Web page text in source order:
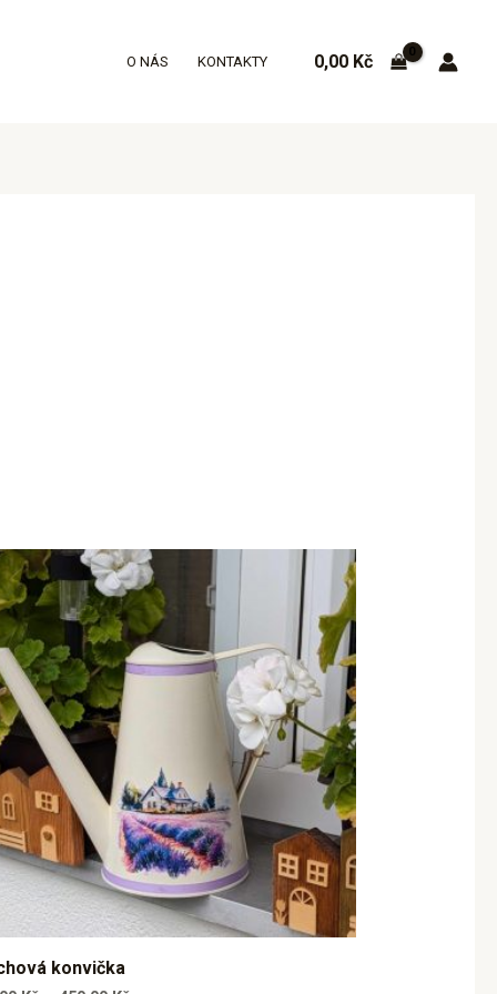
O NÁS KONTAKTY 0,00 Kč
konvička